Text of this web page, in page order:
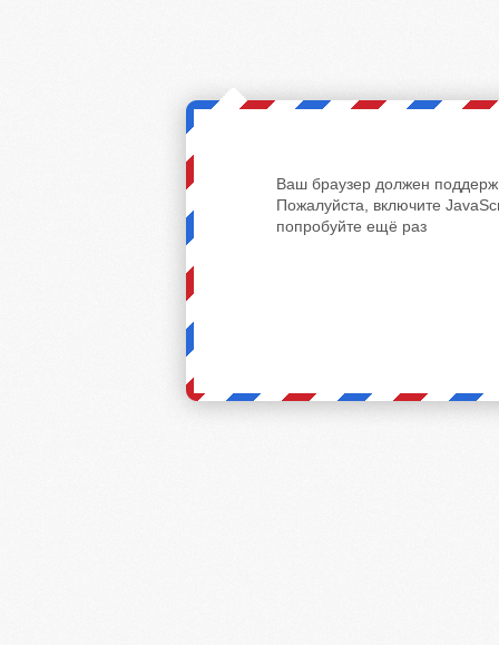
Ваш браузер должен
Пожалуйста, включите
попробуйте ещё раз